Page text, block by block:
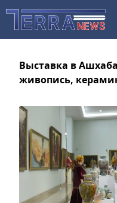
Выставка в
живопись,